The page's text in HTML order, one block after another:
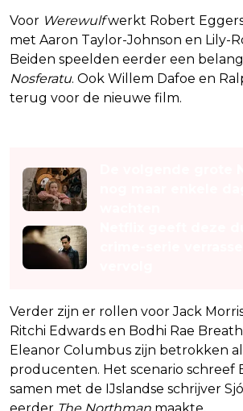
Voor Werewulfwerkt Robert
met Aaron Taylor-Johnson en Lily-
Beiden speelden eerder een
Nosferatu. Ook Willem Dafoe en
terug voor de nieuwe film.
Verder zijn er rollen voor Jack
Ritchi Edwards en Bodhi Rae
Eleanor Columbus zijn betrokken
producenten. Het scenario schreef
samen met de IJslandse schrijver